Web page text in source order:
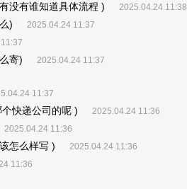
没有谁知道具体流程 ) 2025.04.24 11:38
) 2025.04.24 11:37
寄) 2025.04.24 11:37
11:37
快递公司的呢 ) 2025.04.24 11:36
2025.04.24 11:36
怎么样写 ) 2025.04.24 11:36
11:36